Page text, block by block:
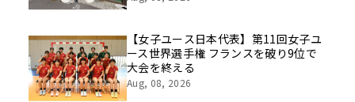
【女子ユース日本代表】第11回女子ユ
ース世界選手権 フランスを破り9位で
大会を終える
Aug, 08, 2026